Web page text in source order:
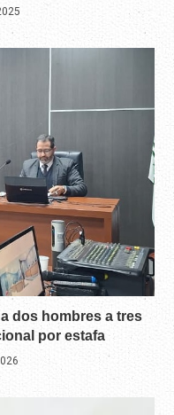
dos hombres a tres
por estafa